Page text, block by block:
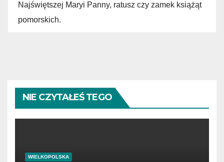
Najświętszej Maryi Panny, ratusz czy zamek książąt
pomorskich.
NIE CZYTAŁEŚ TEGO
WIELKOPOLSKA